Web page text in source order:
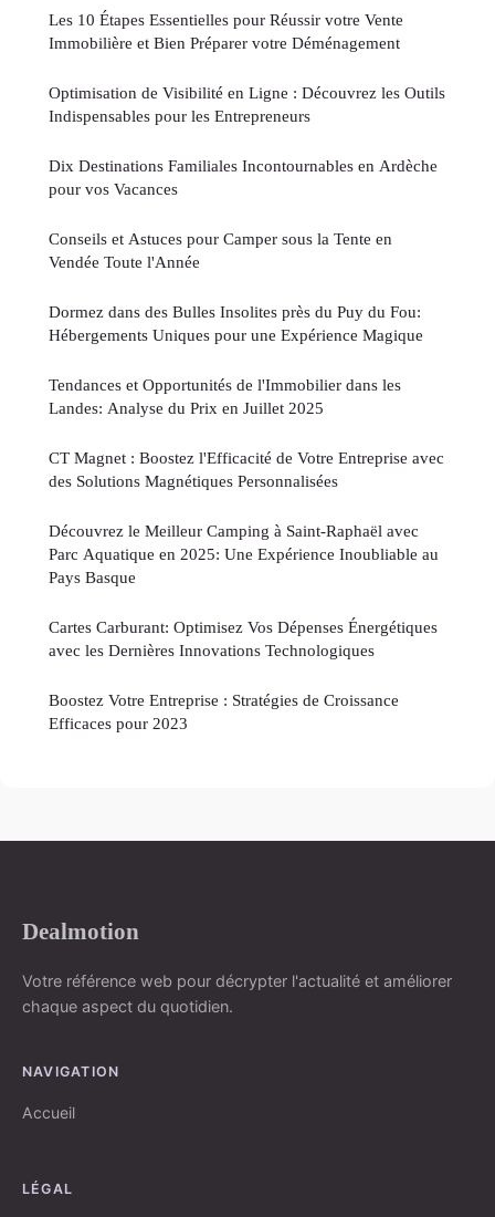
Les 10 Étapes Essentielles pour Réussir votre Vente
Immobilière et Bien Préparer votre Déménagement
Optimisation de Visibilité en Ligne : Découvrez les Outils
Indispensables pour les Entrepreneurs
Dix Destinations Familiales Incontournables en Ardèche
pour vos Vacances
Conseils et Astuces pour Camper sous la Tente en
Vendée Toute l'Année
Dormez dans des Bulles Insolites près du Puy du Fou:
Hébergements Uniques pour une Expérience Magique
Tendances et Opportunités de l'Immobilier dans les
Landes: Analyse du Prix en Juillet 2025
CT Magnet : Boostez l'Efficacité de Votre Entreprise avec
des Solutions Magnétiques Personnalisées
Découvrez le Meilleur Camping à Saint-Raphaël avec
Parc Aquatique en 2025: Une Expérience Inoubliable au
Pays Basque
Cartes Carburant: Optimisez Vos Dépenses Énergétiques
avec les Dernières Innovations Technologiques
Boostez Votre Entreprise : Stratégies de Croissance
Efficaces pour 2023
Dealmotion
Votre référence web pour décrypter l'actualité et améliorer
chaque aspect du quotidien.
NAVIGATION
Accueil
LÉGAL